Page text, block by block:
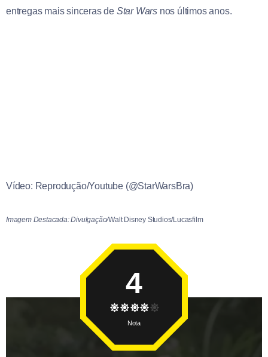
entregas mais sinceras de Star Wars nos últimos anos.
Vídeo: Reprodução/Youtube (@StarWarsBra)
Imagem Destacada: Divulgação/Walt Disney Studios/Lucasfilm
4
Nota